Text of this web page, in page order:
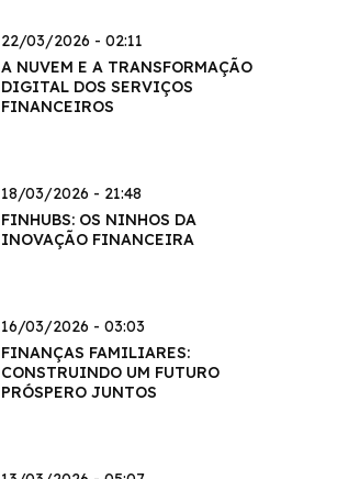
22/03/2026 - 02:11
A NUVEM E A TRANSFORMAÇÃO
DIGITAL DOS SERVIÇOS
FINANCEIROS
18/03/2026 - 21:48
FINHUBS: OS NINHOS DA
INOVAÇÃO FINANCEIRA
16/03/2026 - 03:03
FINANÇAS FAMILIARES:
CONSTRUINDO UM FUTURO
PRÓSPERO JUNTOS